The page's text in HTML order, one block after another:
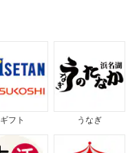
ギフト うなぎ